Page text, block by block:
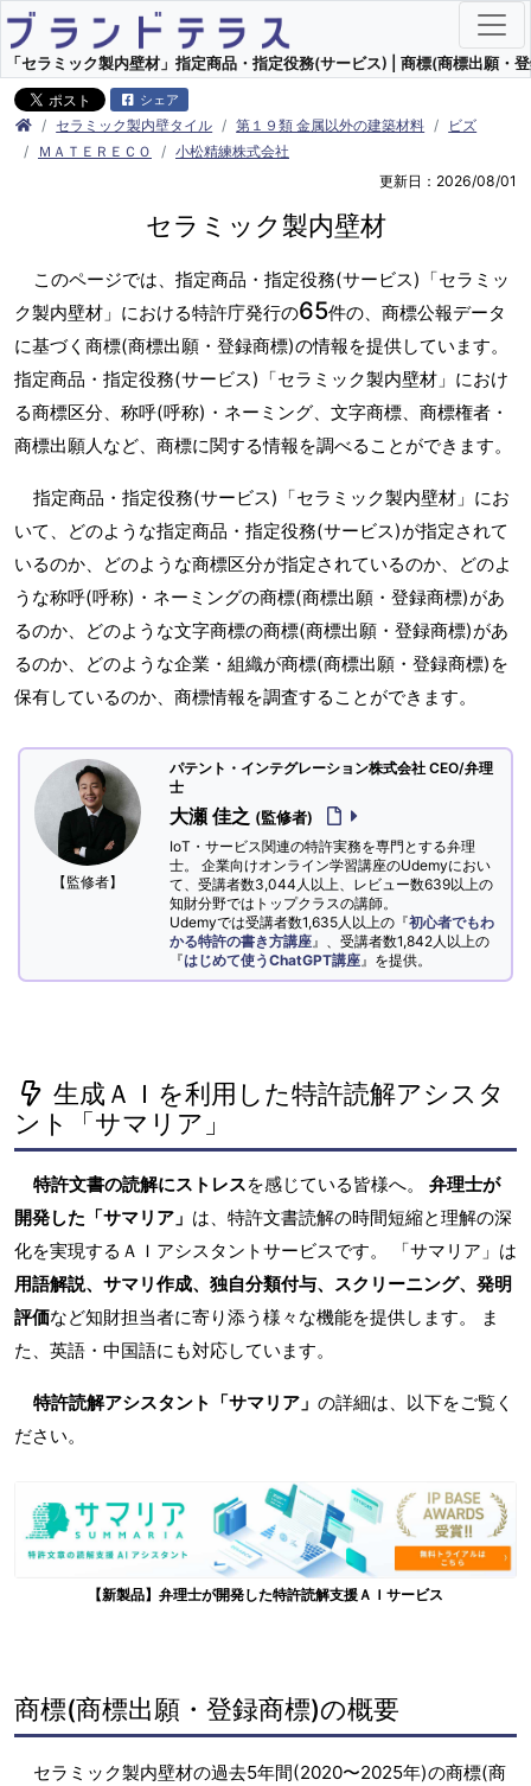
「セラミック製内壁材」指定商品・指定役務(サービス) | 商標(商標出願・
シェア
セラミック製内壁タイル 第１９類 金属以外の建築材料
ビズ
ＭＡＴＥＲＥＣＯ
小松精練株式会社
更新日：2026/08/01
セラミック製内壁材
このページでは、指定商品・指定役務(サービス)「セラミッ
ク製内壁材」における特許庁発行の65件の、商標公報データ
に基づく商標(商標出願・登録商標)の情報を提供しています。
指定商品・指定役務(サービス)「セラミック製内壁材」におけ
る商標区分、称呼(呼称)・ネーミング、文字商標、商標権者・
商標出願人など、商標に関する情報を調べることができます。
指定商品・指定役務(サービス)「セラミック製内壁材」にお
いて、どのような指定商品・指定役務(サービス)が指定されて
いるのか、どのような商標区分が指定されているのか、どのよ
うな称呼(呼称)・ネーミングの商標(商標出願・登録商標)があ
るのか、どのような文字商標の商標(商標出願・登録商標)があ
るのか、どのような企業・組織が商標(商標出願・登録商標)を
保有しているのか、商標情報を調査することができます。
【監修者】
パテント・インテグレーション株式会社 CEO/弁理
士
大瀬 佳之 (監修者)
IoT・サービス関連の特許実務を専門とする弁理
士。 企業向けオンライン学習講座のUdemyにおい
て、受講者数3,044人以上、レビュー数639以上の
知財分野ではトップクラスの講師。
Udemyでは受講者数1,635人以上の『初心者でもわ
かる特許の書き方講座 』、受講者数1,842人以上の
『はじめて使うChatGPT講座 』を提供。
生成ＡＩを利用した特許読解アシスタ
ント「サマリア」
特許文書の読解にストレスを感じている皆様へ。 弁理士が
開発した「サマリア」 は、特許文書読解の時間短縮と理解の深
化を実現するＡＩアシスタントサービスです。 「サマリア」は
用語解説、サマリ作成、独自分類付与、スクリーニング、発明
評価など知財担当者に寄り添う様々な機能を提供します。 ま
た、英語・中国語にも対応しています。
特許読解アシスタント「サマリア」 の詳細は、以下をご覧く
ださい。
【新製品】弁理士が開発した特許読解支援ＡＩサービス
商標(商標出願・登録商標)の概要
セラミック製内壁材の過去5年間(2020〜2025年)の商標(商